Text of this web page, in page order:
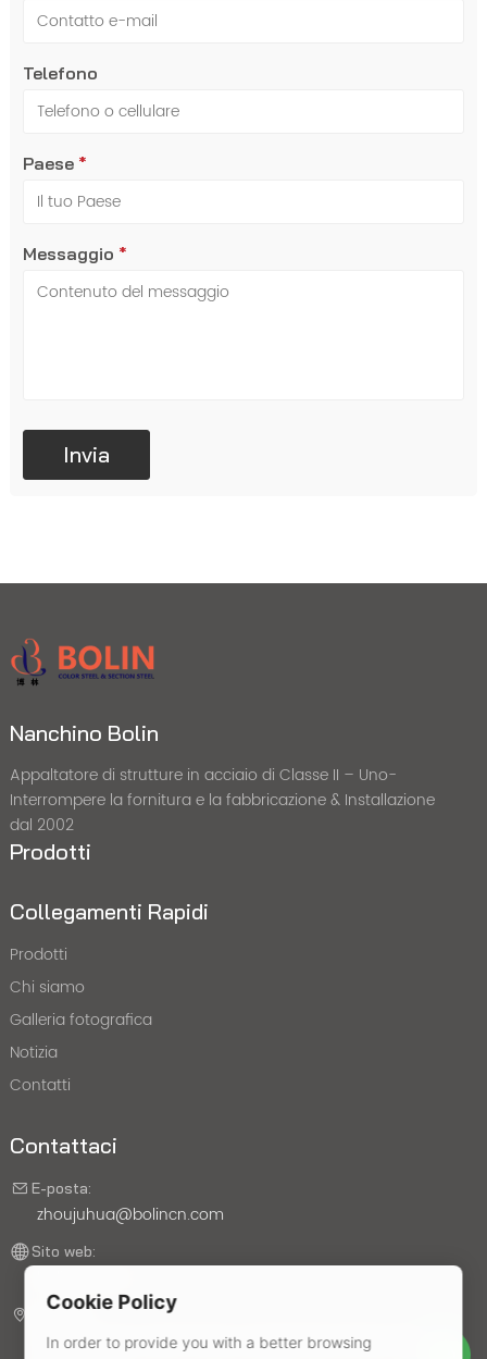
Telefono
Paese *
Messaggio *
Nanchino Bolin
Appaltatore di strutture in acciaio di Classe II – Uno-
Interrompere la fornitura e la fabbricazione & Installazione
dal 2002
Prodotti
Collegamenti Rapidi
Prodotti
Chi siamo
Galleria fotografica
Notizia
Contatti
Contattaci
E-posta:
zhoujuhua@bolincn.com
Sito web:
Indirizzo:
No. 22, Liuzhou North Road, Jiangbei New District, Nanjing
Cookie Policy
In order to provide you with a better browsing